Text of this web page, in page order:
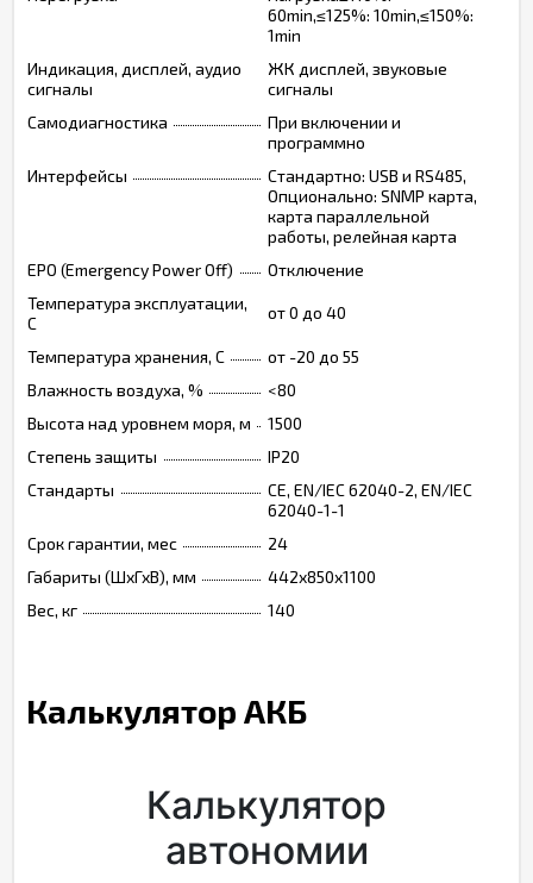
60min,≤125%: 10min,≤150%:
1min
Индикация, дисплей, аудио
сигналы
ЖК дисплей, звуковые
сигналы
Самодиагностика
При включении и
программно
Интерфейсы
Стандартно: USB и RS485,
Опционально: SNMP карта,
карта параллельной
работы, релейная карта
EPO (Emergency Power Off)
Отключение
Температура эксплуатации,
C
от 0 до 40
Температура хранения, C
от -20 до 55
Влажность воздуха, %
<80
Высота над уровнем моря, м
1500
Степень защиты
IP20
Стандарты
CE, EN/IEC 62040-2, EN/IEC
62040-1-1
Срок гарантии, мес
24
Габариты (ШхГхВ), мм
442х850х1100
Вес, кг
140
Калькулятор АКБ
Калькулятор
автономии